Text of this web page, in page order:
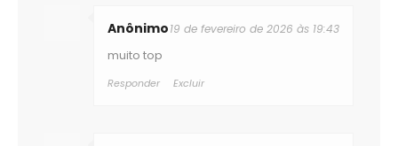
Anônimo19 de fevereiro de 2026 às 19:43
muito top
Responder Excluir